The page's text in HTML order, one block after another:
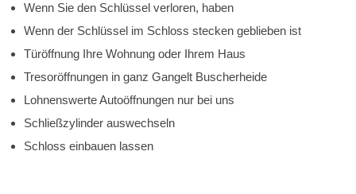
Wenn Sie den Schlüssel verloren, haben
Wenn der Schlüssel im Schloss stecken geblieben ist
Türöffnung Ihre Wohnung oder Ihrem Haus
Tresoröffnungen in ganz Gangelt Buscherheide
Lohnenswerte Autoöffnungen nur bei uns
Schließzylinder auswechseln
Schloss einbauen lassen